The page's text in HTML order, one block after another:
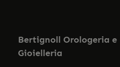
Bertignoll Orologeria e
Gioielleria